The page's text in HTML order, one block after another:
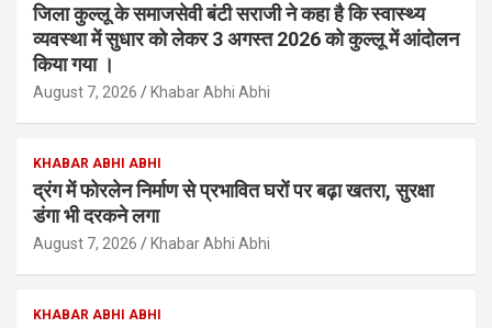
जिला कुल्लू के समाजसेवी बंटी सराजी ने कहा है कि स्वास्थ्य
व्यवस्था में सुधार को लेकर 3 अगस्त 2026 को कुल्लू में आंदोलन
किया गया ।
August 7, 2026 Khabar Abhi Abhi
KHABAR ABHI ABHI
द्रंग में फोरलेन निर्माण से प्रभावित घरों पर बढ़ा खतरा, सुरक्षा
डंगा भी दरकने लगा
August 7, 2026 Khabar Abhi Abhi
KHABAR ABHI ABHI